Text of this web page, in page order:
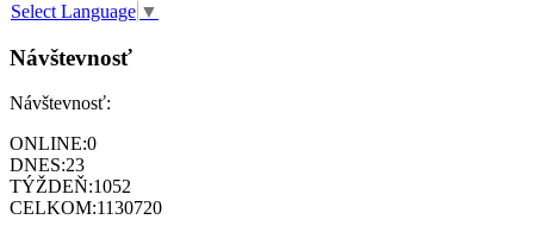
Select Language ▼
Návštevnosť
Návštevnosť:
ONLINE:0
DNES:23
TÝŽDEŇ:1052
CELKOM:1130720